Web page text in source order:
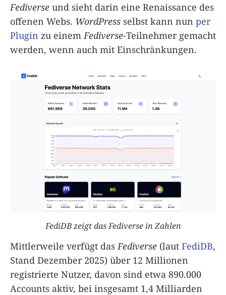
Fediverse und sieht darin eine Renaissance des
offenen Webs. WordPress selbst kann nun per
Plugin zu einem Fediverse-Teilnehmer gemacht
werden, wenn auch mit Einschränkungen.
FediDB zeigt das Fediverse in Zahlen
Mittlerweile verfügt das Fediverse (laut FediDB,
Stand Dezember 2025) über 12 Millionen
registrierte Nutzer, davon sind etwa 890.000
Accounts aktiv, bei insgesamt 1,4 Milliarden